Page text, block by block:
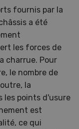
fournis par la
a été
les forces de
charrue. Pour
le nombre de
la
les points d'usure
est
ce qui